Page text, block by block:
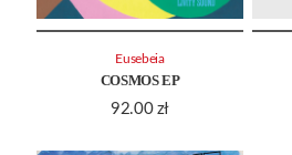
COSMOS EP
92.00 zł
Eusebeia